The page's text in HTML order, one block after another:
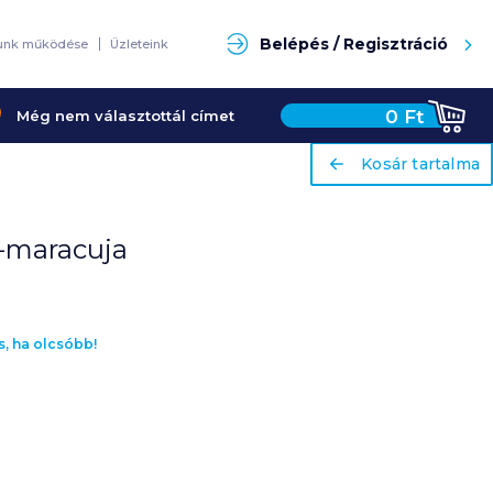
működése Üzleteink Belépés / Regisztráció
Még nem választottál címet 0 Ft
ariaLabel
Kosár tartalma
ha olcsóbb!